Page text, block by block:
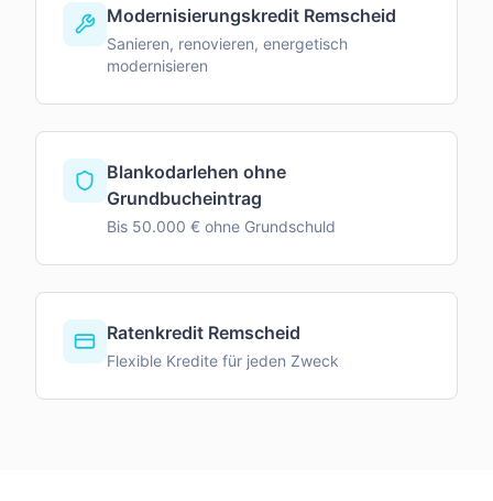
Modernisierungskredit Remscheid
Sanieren, renovieren, energetisch
modernisieren
Blankodarlehen ohne
Grundbucheintrag
Bis 50.000 € ohne Grundschuld
Ratenkredit Remscheid
Flexible Kredite für jeden Zweck